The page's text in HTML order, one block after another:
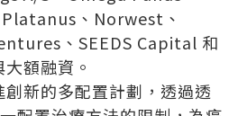
、Norwest、
、SEEDS Capital 和
額融資。
新的多配置計劃，透過透